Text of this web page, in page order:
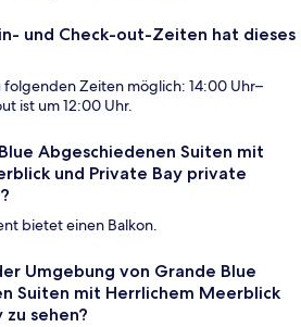
und Check-out-Zeiten hat dieses
folgenden Zeiten möglich: 14:00 Uhr–
ist um 12:00 Uhr.
Abgeschiedenen Suiten mit
und Private Bay private
bietet einen Balkon.
Umgebung von Grande Blue
Suiten mit Herrlichem Meerblick
zu sehen?